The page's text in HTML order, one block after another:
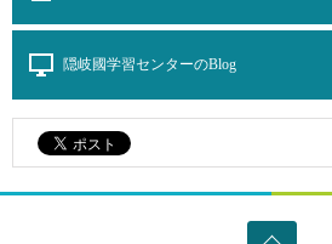
隠岐國学習センターのBlog